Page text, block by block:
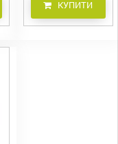
КУПИТИ